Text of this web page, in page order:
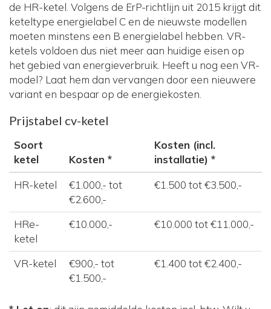
de HR-ketel. Volgens de ErP-richtlijn uit 2015 krijgt dit
keteltype energielabel C en de nieuwste modellen
moeten minstens een B energielabel hebben. VR-
ketels voldoen dus niet meer aan huidige eisen op
het gebied van energieverbruik. Heeft u nog een VR-
model? Laat hem dan vervangen door een nieuwere
variant en bespaar op de energiekosten.
Prijstabel cv-ketel
Soort
ketel
Kosten *
Kosten (incl.
installatie) *
HR-ketel
€1.000,- tot
€2.600,-
€1.500 tot €3.500,-
HRe-
ketel
€10.000,- €10.000 tot €11.000,-
VR-ketel
€900,- tot
€1.500,-
€1.400 tot €2.400,-